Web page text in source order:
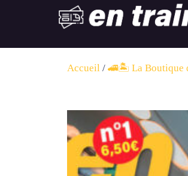
Accueil / 🚄🏝️ La Boutique